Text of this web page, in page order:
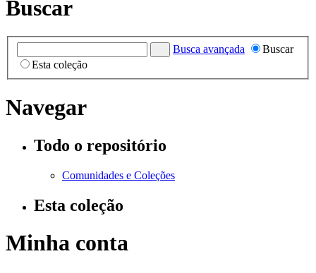
Buscar
Busca avançada
Buscar
Esta coleção
Navegar
Todo o repositório
Comunidades e Coleções
Esta coleção
Minha conta